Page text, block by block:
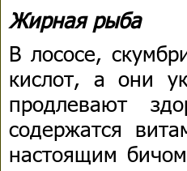
Жирная рыба
В лососе,
кислот, а они
продлевают
содержатся
настоящим